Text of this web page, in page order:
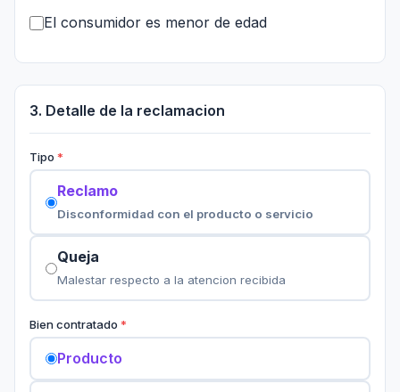
El consumidor es menor de edad
3. Detalle de la reclamacion
Tipo
Reclamo
Disconformidad con el producto o servicio
Queja
Malestar respecto a la atencion recibida
Bien contratado
Producto